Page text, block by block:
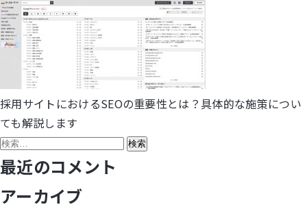
投
稿
ナ
ビ
採用サイトにおけるSEOの重要性とは？具体的な施策につい
ても解説します
検
索:
最近のコメント
アーカイブ